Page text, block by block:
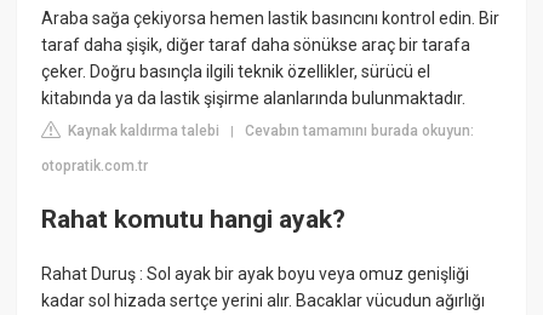
Araba sağa çekiyorsa hemen lastik basıncını kontrol edin. Bir
taraf daha şişik, diğer taraf daha sönükse araç bir tarafa
çeker. Doğru basınçla ilgili teknik özellikler, sürücü el
kitabında ya da lastik şişirme alanlarında bulunmaktadır.
Kaynak kaldırma talebi |Cevabın tamamını burada okuyun:
otopratik.com.tr
Rahat komutu hangi ayak?
Rahat Duruş : Sol ayak bir ayak boyu veya omuz genişliği
kadar sol hizada sertçe yerini alır. Bacaklar vücudun ağırlığı